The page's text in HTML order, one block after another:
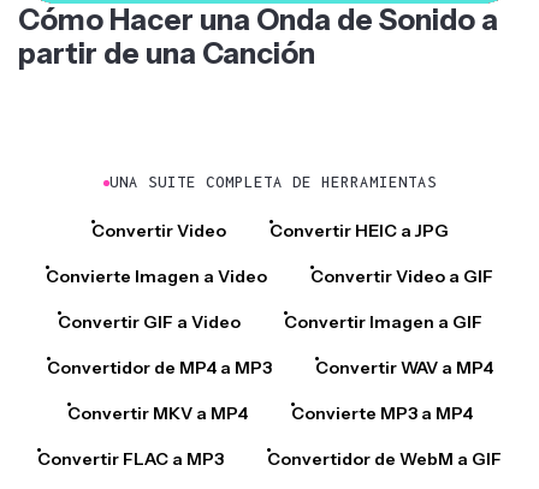
Cómo Hacer una Onda de Sonido a
partir de una Canción
UNA SUITE COMPLETA DE HERRAMIENTAS
Convertir Video Convertir HEIC a JPG
Convierte Imagen a Video Convertir Video a GIF
Convertir GIF a Video Convertir Imagen a GIF
Convertidor de MP4 a MP3 Convertir WAV a MP4
Convertir MKV a MP4 Convierte MP3 a MP4
Convertir FLAC a MP3 Convertidor de WebM a GIF